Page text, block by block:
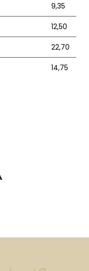
9,35
12,50
22,70
14,75